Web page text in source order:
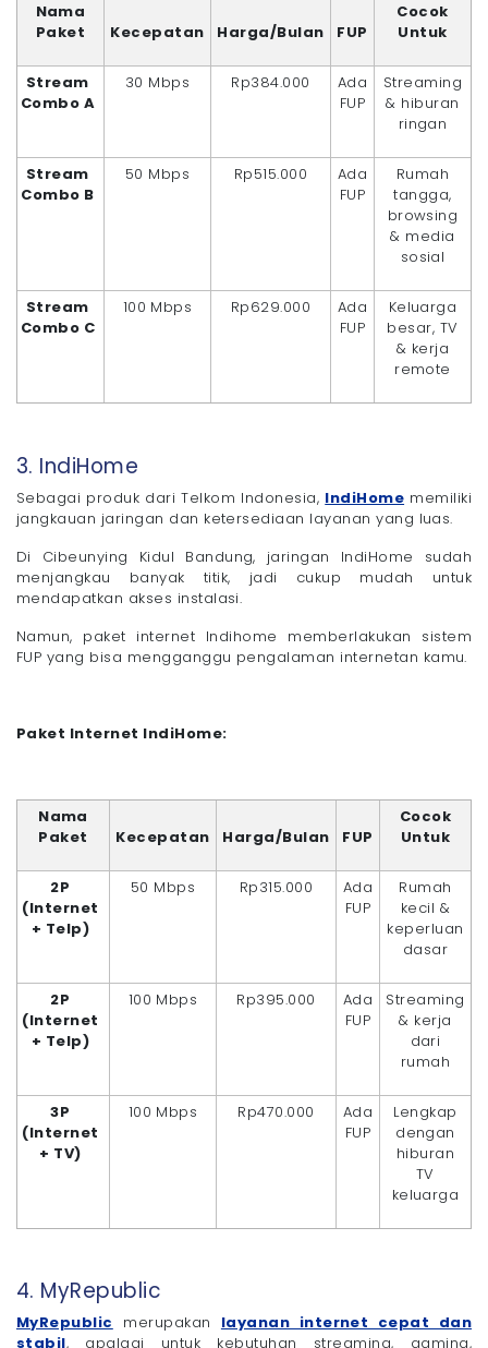
Nama
Paket
Kecepatan Harga/Bulan FUP
Cocok
Untuk
Stream
Combo A
30 Mbps Rp384.000
Ada
FUP
Streaming
& hiburan
ringan
Stream
Combo B
50 Mbps Rp515.000
Ada
FUP
Rumah
tangga,
browsing
& media
sosial
Stream
Combo C
100 Mbps Rp629.000
Ada
FUP
Keluarga
besar, TV
& kerja
remote
3. IndiHome
Sebagai produk dari Telkom Indonesia, IndiHome memiliki
jangkauan jaringan dan ketersediaan layanan yang luas.
Di Cibeunying Kidul Bandung, jaringan IndiHome sudah
menjangkau banyak titik, jadi cukup mudah untuk
mendapatkan akses instalasi.
Namun, paket internet Indihome memberlakukan sistem
FUP yang bisa mengganggu pengalaman internetan kamu.
Paket Internet IndiHome:
Nama
Paket
Kecepatan Harga/Bulan FUP
Cocok
Untuk
2P
(Internet
+ Telp)
50 Mbps Rp315.000
Ada
FUP
Rumah
kecil &
keperluan
dasar
2P
(Internet
+ Telp)
100 Mbps Rp395.000
Ada
FUP
Streaming
& kerja
dari
rumah
3P
(Internet
+ TV)
100 Mbps Rp470.000
Ada
FUP
Lengkap
dengan
hiburan
TV
keluarga
4. MyRepublic
MyRepublic merupakan layanan internet cepat dan
stabil, apalagi untuk kebutuhan streaming, gaming,